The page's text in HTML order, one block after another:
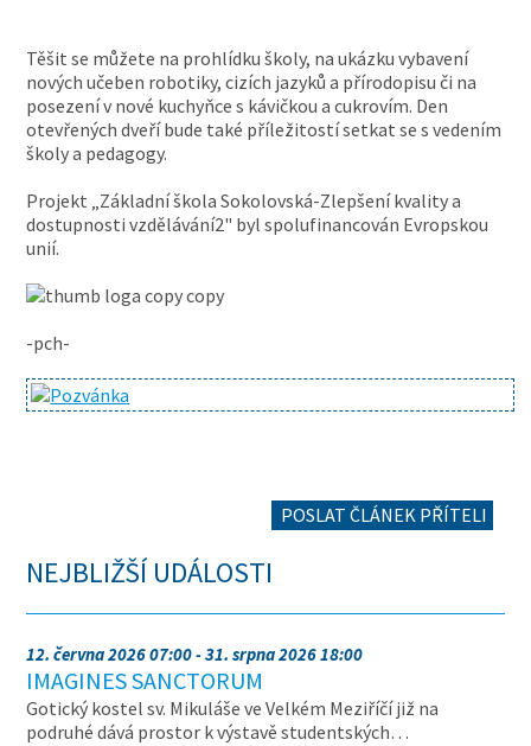
Těšit se můžete na prohlídku školy, na ukázku vybavení
nových učeben robotiky, cizích jazyků a přírodopisu či na
posezení v nové kuchyňce s kávičkou a cukrovím. Den
otevřených dveří bude také příležitostí setkat se s vedením
školy a pedagogy.
Projekt „Základní škola Sokolovská-Zlepšení kvality a
dostupnosti vzdělávání2" byl spolufinancován Evropskou
unií.
-pch-
POSLAT ČLÁNEK PŘÍTELI
NEJBLIŽŠÍ UDÁLOSTI
12. června 2026 07:00 - 31. srpna 2026 18:00
IMAGINES SANCTORUM
Gotický kostel sv. Mikuláše ve Velkém Meziříčí již na
podruhé dává prostor k výstavě studentských…